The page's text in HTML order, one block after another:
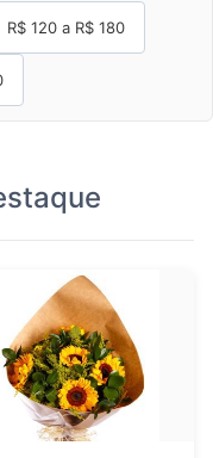
R$ 120 a R$ 180